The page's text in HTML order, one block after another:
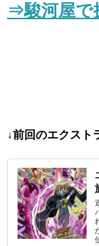
⇒駿河屋で
↓前回のエクスト